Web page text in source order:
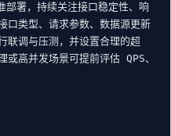
署，持续关注接口稳定性、响
口类型、请求参数、数据源更新
联调与压测，并设置合理的超
或高并发场景可提前评估 QPS、